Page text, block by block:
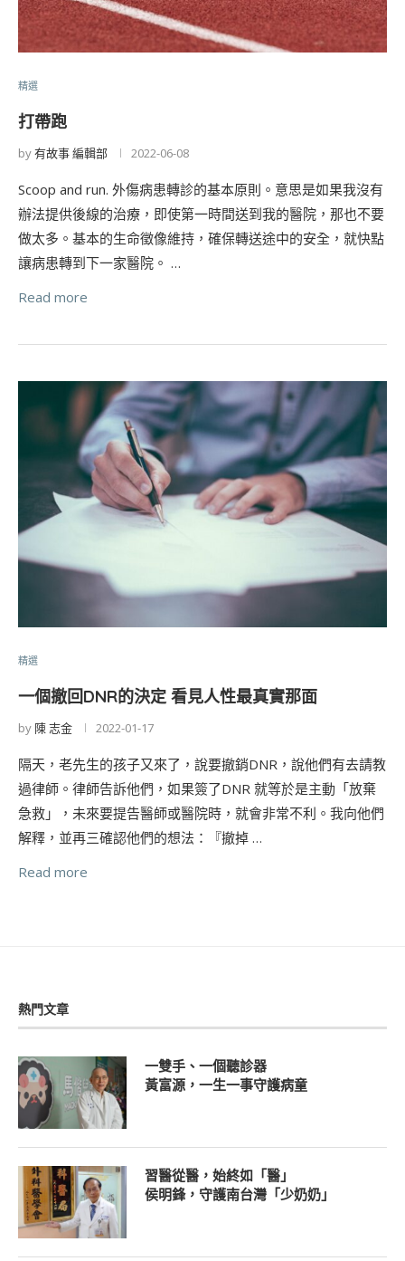
精選
打帶跑
by有故事 編輯部 2022-06-08
Scoop and run. 外傷病患轉診的基本原則。意思是如果我沒有
辦法提供後線的治療，即使第一時間送到我的醫院，那也不要
做太多。基本的生命徵像維持，確保轉送途中的安全，就快點
讓病患轉到下一家醫院。 …
Read more
精選
一個撤回DNR的決定 看見人性最真實那面
by 陳 志金 2022-01-17
隔天，老先生的孩子又來了，說要撤銷DNR，說他們有去請教
過律師。律師告訴他們，如果簽了DNR 就等於是主動「放棄
急救」，未來要提告醫師或醫院時，就會非常不利。我向他們
解釋，並再三確認他們的想法：『撤掉 …
Read more
熱門文章
一雙手、一個聽診器
黃富源，一生一事守護病童
習醫從醫，始終如「醫」
侯明鋒，守護南台灣「少奶奶」